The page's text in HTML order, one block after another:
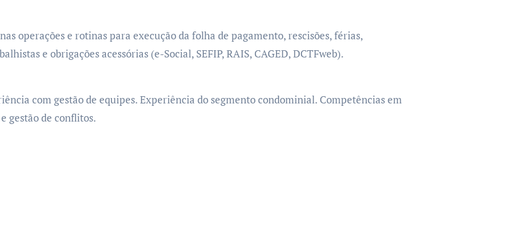
operações e rotinas para execução da folha de pagamento, rescisões, férias,
e obrigações acessórias (e-Social, SEFIP, RAIS, CAGED, DCTFweb).
com gestão de equipes. Experiência do segmento condominial. Competências em
gestão de conflitos.